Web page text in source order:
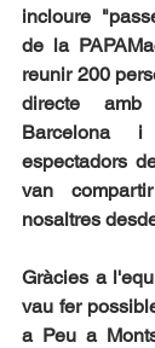
incloure
de la
reunir 200
directe
Barcelona
espectadors
van
nosaltres
Gràcies a
vau fer
a Peu a